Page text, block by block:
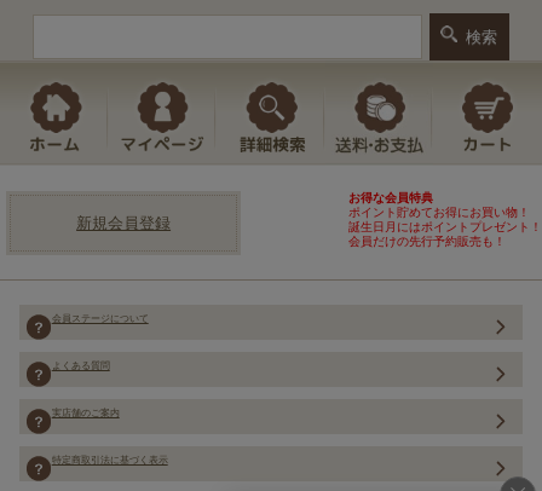
新規会員登録
お得な会員特典
ポイント貯めてお得にお買い物！
誕生日月にはポイントプレゼント！
会員だけの先行予約販売も！
会員ステージについて
よくある質問
実店舗のご案内
特定商取引法に基づく表示